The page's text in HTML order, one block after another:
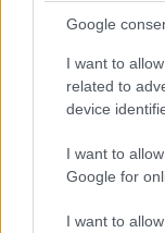
Google
I want to
related to
device
I want to
Google for
I want to
Απαντήστε